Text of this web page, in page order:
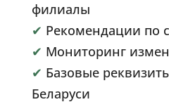
филиалы
✔ Рекомендации по
✔ Мониторинг
✔ Базовые
Беларуси